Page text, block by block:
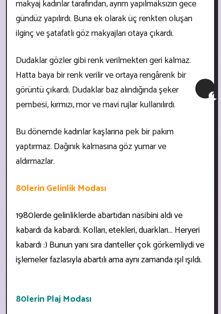
makyaj kadınlar tarafından, ayrım yapılmaksızın gece
gündüz yapılırdı. Buna ek olarak üç renkten oluşan
ilginç ve şatafatlı göz makyajları otaya çıkardı.
Dudaklar gözler gibi renk verilmekten geri kalmaz.
Hatta baya bir renk verilir ve ortaya rengârenk bir
görüntü çıkardı. Dudaklar baz alındığında şeker
pembesi, kırmızı, mor ve mavi rujlar kullanılırdı.
Bu dönemde kadınlar kaşlarına pek bir pakım
yaptırmaz. Dağınık kalmasına göz yumar ve
aldırmazlar.
80lerin Gelinlik Modası
1980lerde gelinliklerde abartıdan nasibini aldı ve
kabardı da kabardı. Kolları, etekleri, duarkları... Heryeri
kabardı :) Bunun yanı sıra danteller çok görkemliydi ve
işlemeler fazlasıyla abartılı ama aynı zamanda ışıl ışıldı.
80lerin Plaj Modası